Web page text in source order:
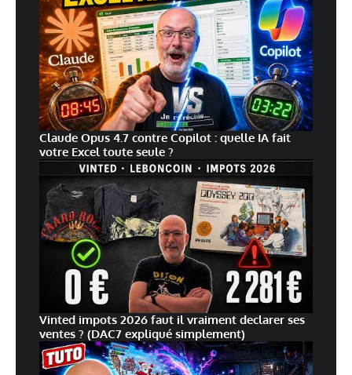
Claude Opus 4.7 contre Copilot : quelle IA fait
votre Excel toute seule ?
Vinted impots 2026 faut il vraiment declarer ses
ventes ? (DAC7 expliqué simplement)